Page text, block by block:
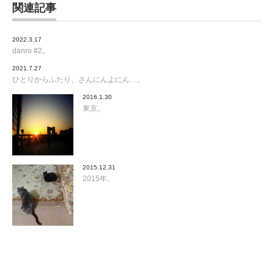
関連記事
2022.3.17
danro #2。
2021.7.27
ひとりからふたり、さんにんよにん…。
2016.1.30
東京。
2015.12.31
2015年。